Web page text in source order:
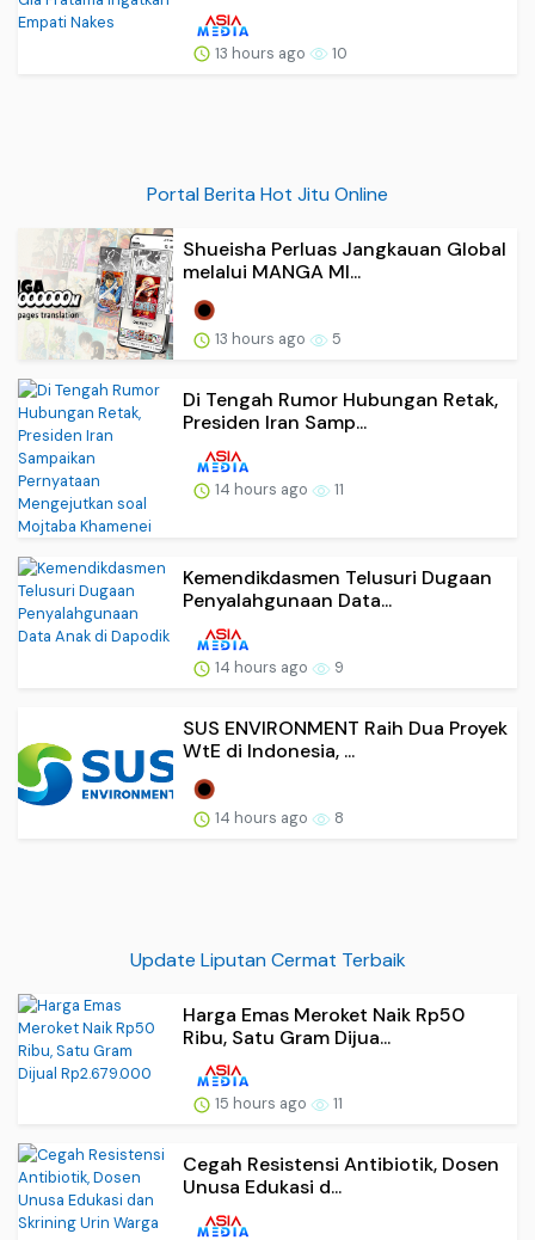
13 hours ago 10
Portal Berita Hot Jitu Online
Shueisha Perluas Jangkauan Global
melalui MANGA MI...
13 hours ago 5
Di Tengah Rumor Hubungan Retak,
Presiden Iran Samp...
14 hours ago 11
Kemendikdasmen Telusuri Dugaan
Penyalahgunaan Data...
14 hours ago 9
SUS ENVIRONMENT Raih Dua Proyek
WtE di Indonesia, ...
14 hours ago 8
Update Liputan Cermat Terbaik
Harga Emas Meroket Naik Rp50
Ribu, Satu Gram Dijua...
15 hours ago 11
Cegah Resistensi Antibiotik, Dosen
Unusa Edukasi d...